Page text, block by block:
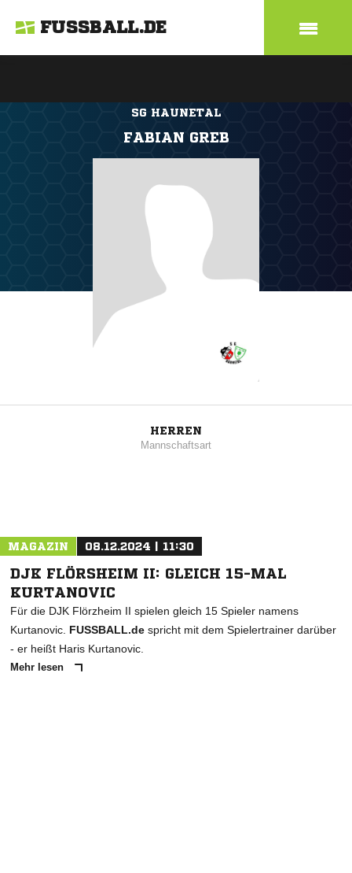
FUSSBALL.DE
SG HAUNETAL
FABIAN GREB
HERREN
Mannschaftsart
MAGAZIN 08.12.2024 | 11:30
DJK FLÖRSHEIM II: GLEICH 15-MAL
KURTANOVIC
Für die DJK Flörzheim II spielen gleich 15 Spieler namens
Kurtanovic. FUSSBALL.de spricht mit dem Spielertrainer darüber
- er heißt Haris Kurtanovic.
Mehr lesen